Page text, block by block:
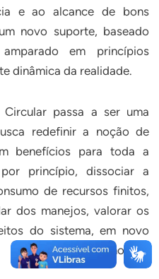
e ao alcance de bons
novo suporte, baseado
em princípios
dinâmica da realidade.
Circular passa a ser uma
redefinir a noção de
benefícios para toda a
princípio, dissociar a
de recursos finitos,
dos manejos, valorar os
do sistema, em novo
correção de rumos e